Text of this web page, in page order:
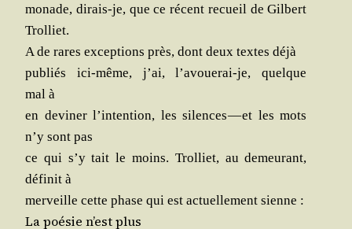
monade, dirais-je, que ce récent recueil de Gil­bert
Trolliet.
A de rares excep­tions près, dont deux textes déjà
publiés ici-même, j’ai, l’avouerai-je, quelque
mal à
en devi­ner l’intention, les silences — et les mots
n’y sont pas
ce qui s’y tait le moins. Trol­liet, au demeu­rant,
défi­nit à
mer­veille cette phase qui est actuel­le­ment sienne :
La poé­sie n’est plus